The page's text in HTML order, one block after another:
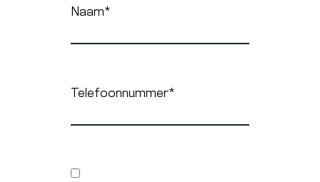
Naam*
Telefoonnummer*